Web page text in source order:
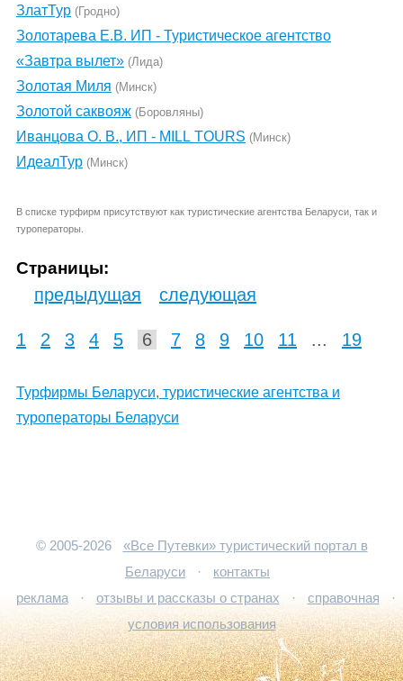
ЗлатТур (Гродно)
Золотарева Е.В. ИП - Туристическое агентство
«Завтра вылет» (Лида)
Золотая Миля (Минск)
Золотой саквояж (Боровляны)
Иванцова О. В., ИП - MILL TOURS (Минск)
ИдеалТур (Минск)
В списке турфирм присутствуют как туристические агентства Беларуси, так и
туроператоры.
Страницы:
предыдущая следующая
1 2 3 4 5 6 7 8 9 10 11 ... 19
Турфирмы Беларуси, туристические агентства и
туроператоры Беларуси
© 2005-2026
«Все Путевки» туристический портал в
Беларуси
·
контакты
реклама
· отзывы и рассказы о странах · справочная
·
условия использования